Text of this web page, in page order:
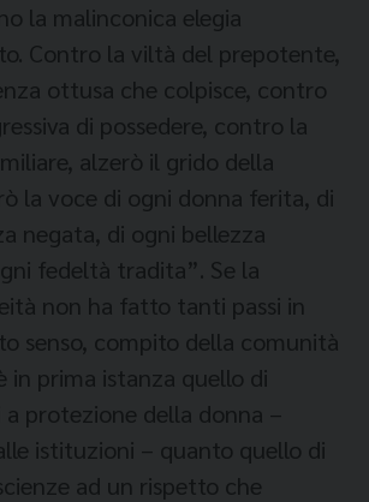
la malinconica elegia
Contro la viltà del prepotente,
ottusa che colpisce, contro
di possedere, contro la
alzerò il grido della
la voce di ogni donna ferita, di
negata, di ogni bellezza
fedeltà tradita”. Se la
non ha fatto tanti passi in
senso, compito della comunità
in prima istanza quello di
protezione della donna –
istituzioni – quanto quello di
ad un rispetto che